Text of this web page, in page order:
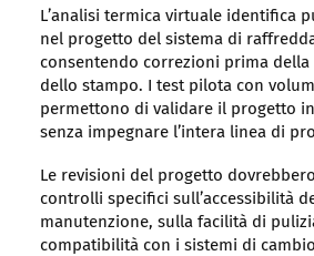
L’analisi termica virtuale identifica
nel progetto del sistema di
consentendo correzioni prima
dello stampo. I test pilota con
permettono di validare il progetto
senza impegnare l’intera linea di
Le revisioni del progetto
controlli specifici sull’accessibilità
manutenzione, sulla facilità di
compatibilità con i sistemi di